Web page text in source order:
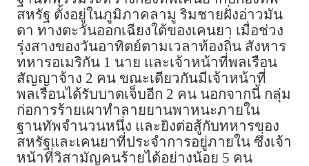
สหรัฐ ตั้งอยู่ในภูมิภาคลามู ริมชายฝั่งอ่าวมัน
ดา ทางตะวันออกเฉียงใต้ของเคนยา เมื่อช่วง
รุ่งสางของวันอาทิตย์ตามเวลาท้องถิ่น สังหาร
ทหารอเมริกัน 1 นาย และเจ้าหน้าที่พลเรือน
สัญญาจ้าง 2 คน ขณะเดียวกันมีเจ้าหน้าที่
พลเรือนได้รับบาดเจ็บอีก 2 คน นอกจากนี้ กลุ่ม
ก่อการร้ายเผาทำลายยานพาหนะภายใน
ฐานทัพจำนวนหนึ่ง และยิงต่อสู้กับทหารของ
สหรัฐและเคนยาที่ประจำการอยู่ภายใน ซึ่งเจ้า
หน้าที่วิสามัญคนร้ายได้อย่างน้อย 5 คน